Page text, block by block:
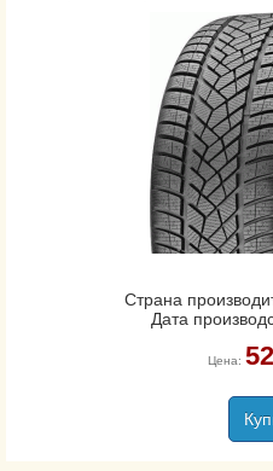
Страна
Дата
Цена: